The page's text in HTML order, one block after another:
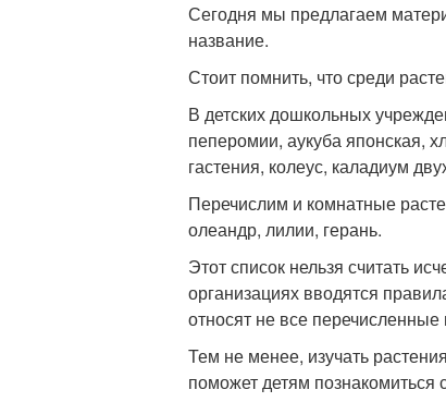
Сегодня мы предлагаем
название.
Стоит помнить, что среди
В детских дошкольных
пеперомии, аукуба японская,
гастения, колеус, каладиум
Перечислим и комнатные
олеандр, лилии, герань.
Этот список нельзя считать
организациях вводятся
относят не все
Тем не менее, изучать
поможет детям